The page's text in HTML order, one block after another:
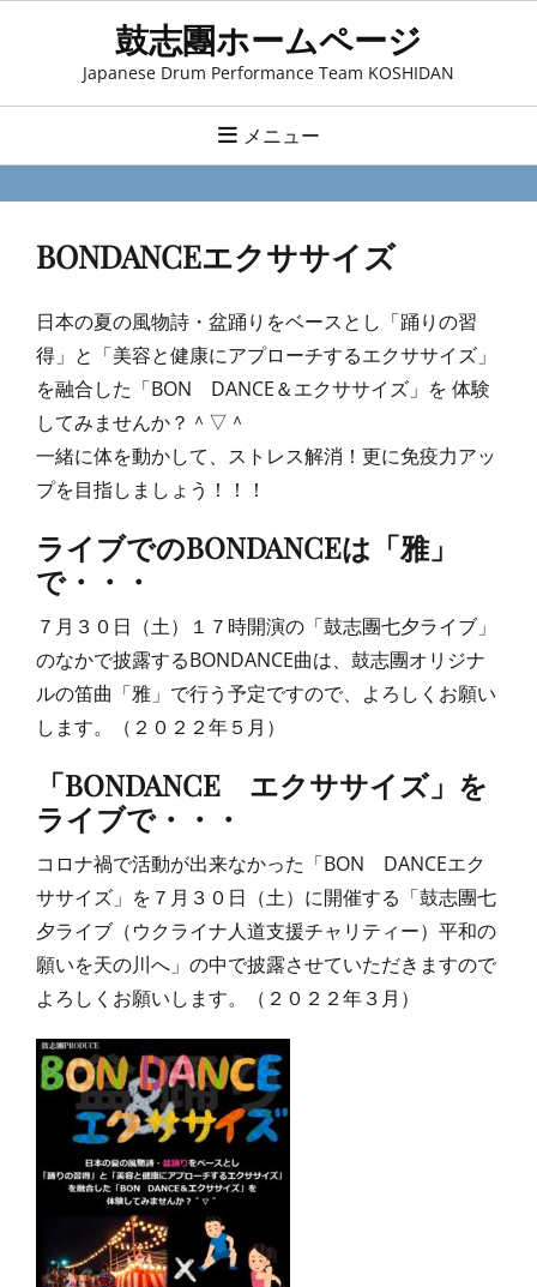
鼓志團ホームページ
Japanese Drum Performance Team KOSHIDAN
メニュー
BONDANCEエクササイズ
日本の夏の風物詩・盆踊りをベースとし「踊りの習
得」と「美容と健康にアプローチするエクササイズ」
を融合した「BON DANCE＆エクササイズ」を 体験
してみませんか？＾▽＾
一緒に体を動かして、ストレス解消！更に免疫力アッ
プを目指しましょう！！！
ライブでのBONDANCEは「雅」
で・・・
７月３０日（土）１７時開演の「鼓志團七夕ライブ」
のなかで披露するBONDANCE曲は、鼓志團オリジナ
ルの笛曲「雅」で行う予定ですので、よろしくお願い
します。（２０２２年５月）
「BONDANCE エクササイズ」を
ライブで・・・
コロナ禍で活動が出来なかった「BON DANCEエク
ササイズ」を７月３０日（土）に開催する「鼓志團七
夕ライブ（ウクライナ人道支援チャリティー）平和の
願いを天の川へ」の中で披露させていただきますので
よろしくお願いします。（２０２２年３月）